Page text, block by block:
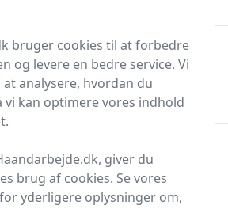
Diverse Kreatilbehør
bruger cookies til at forbedre
og levere en bedre service. Vi
analysere, hvordan du
vi kan optimere vores indhold
giver du
brug af cookies. Se vores
yderligere oplysninger om,